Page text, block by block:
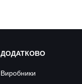
ДОДАТКОВО
Виробники